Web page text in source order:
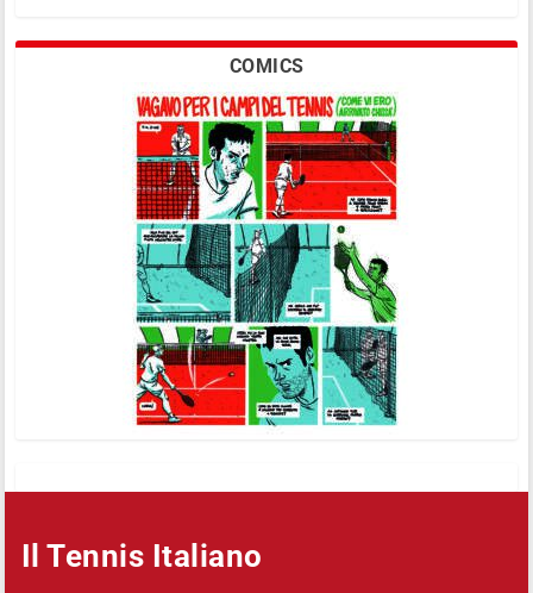
COMICS
Il Tennis Italiano